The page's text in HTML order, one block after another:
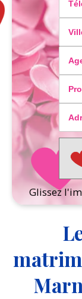
Glissez